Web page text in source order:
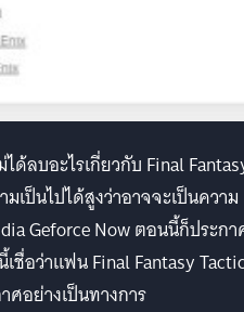
ด้ลบอะไรเกี่ยวกับ Final
เป็นไปได้สูงว่าอาจจะเป็นความ
Geforce Now ตอนนี้ก็ประก
ชื่อว่าแฟน Final Fantasy
ศอย่างเป็นทางการ